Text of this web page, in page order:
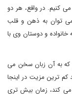
کنیم. در واقع، هر دو
می توان به ذهن و قلب
خانواده و دوستان وی با
که به آن زبان سخن می
ترین مزیت در اینجا
می کند، زمان بیش تری